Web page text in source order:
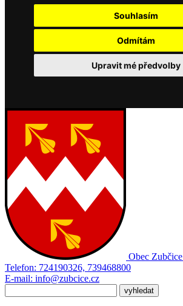
Souhlasím
Odmítám
Upravit mé předvolby
Obec Zubčice
Telefon: 724190326, 739468800
E-mail: info@zubcice.cz